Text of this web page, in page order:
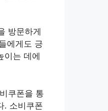
방문하게
에게도 긍
이는 데에
쿠폰을 통
. 소비쿠폰